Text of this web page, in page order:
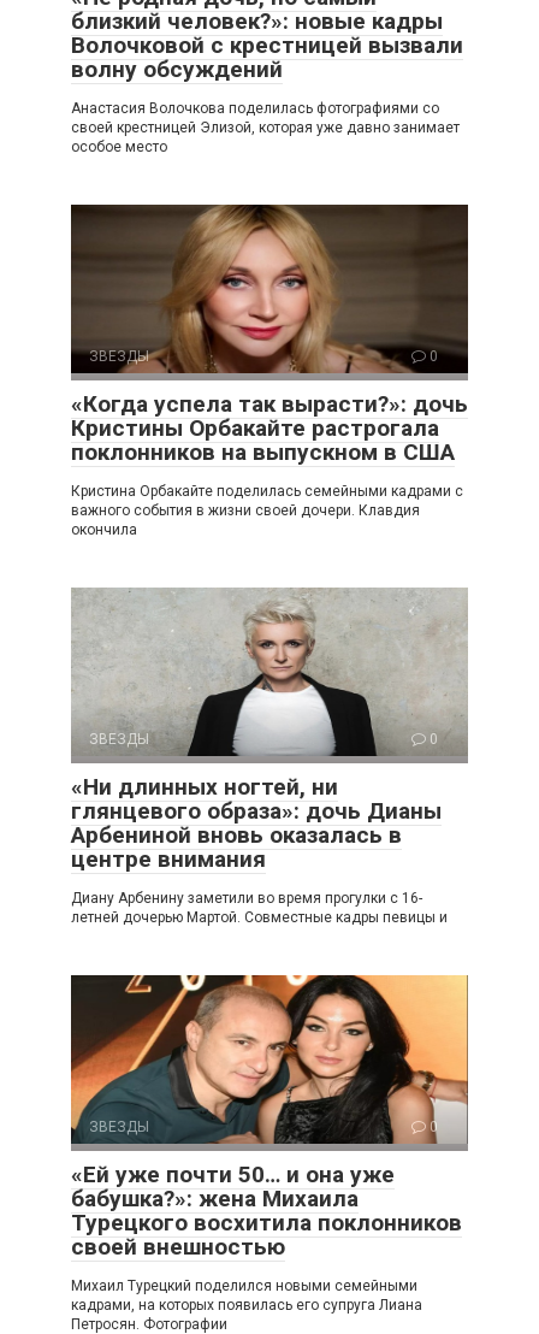
близкий человек?»: новые кадры
Волочковой с крестницей вызвали
волну обсуждений
Анастасия Волочкова поделилась фотографиями со
своей крестницей Элизой, которая уже давно занимает
особое место
ЗВЕЗДЫ 0
«Когда успела так вырасти?»: дочь
Кристины Орбакайте растрогала
поклонников на выпускном в США
Кристина Орбакайте поделилась семейными кадрами с
важного события в жизни своей дочери. Клавдия
окончила
ЗВЕЗДЫ 0
«Ни длинных ногтей, ни
глянцевого образа»: дочь Дианы
Арбениной вновь оказалась в
центре внимания
Диану Арбенину заметили во время прогулки с 16-
летней дочерью Мартой. Совместные кадры певицы и
ЗВЕЗДЫ 0
«Ей уже почти 50… и она уже
бабушка?»: жена Михаила
Турецкого восхитила поклонников
своей внешностью
Михаил Турецкий поделился новыми семейными
кадрами, на которых появилась его супруга Лиана
Петросян. Фотографии